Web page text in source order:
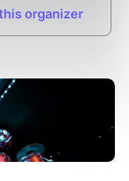
organizer